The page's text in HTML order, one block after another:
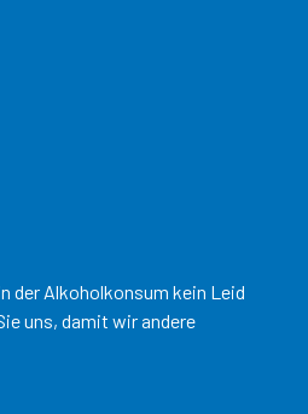
der Alkoholkonsum kein Leid
uns, damit wir andere